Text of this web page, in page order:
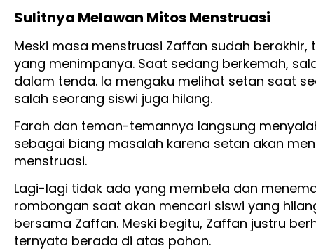
Sulitnya Melawan Mitos Menstruasi
Meski masa menstruasi Zaffan sudah
yang menimpanya. Saat sedang berkemah,
dalam tenda. Ia mengaku melihat setan saat
salah seorang siswi juga hilang.
Farah dan teman-temannya langsung
sebagai biang masalah karena setan akan
menstruasi.
Lagi-lagi tidak ada yang membela dan
rombongan saat akan mencari siswi yang
bersama Zaffan. Meski begitu, Zaffan justru
ternyata berada di atas pohon.